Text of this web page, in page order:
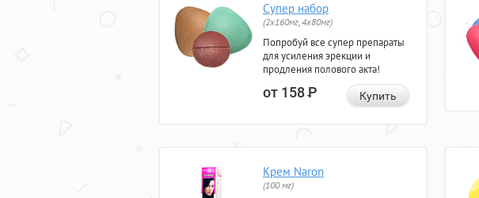
Супер набор
(2х160мг, 4х80мг)
Попробуй все супер препараты
для усиления эрекции и
продления полового акта!
от 158Р Купить
Крем Naron
(100 мг)